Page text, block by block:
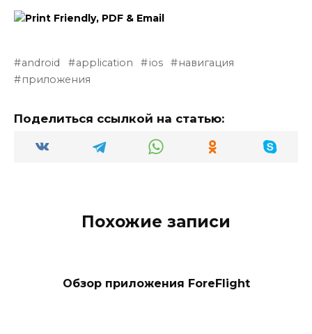
android application ios
навигация
приложения
Поделиться ссылкой на статью:
Похожие записи
Обзор приложения ForeFlight